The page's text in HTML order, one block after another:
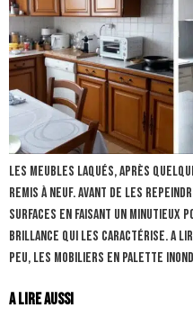
Les meubles laqués, après
remis à neuf. Avant de les
surfaces en faisant un minutieux
brillance qui les caractérise. A
peu, les mobiliers en palette
A lire aussi